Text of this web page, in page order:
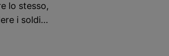
lo stesso,
i soldi…